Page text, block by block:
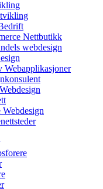
Nettbutikk
webdesign
Webapplikasjoner